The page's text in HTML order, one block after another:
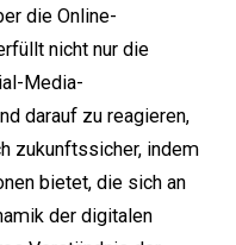
die Online-
nicht nur die
Media-
darauf zu reagieren,
zukunftssicher, indem
bietet, die sich an
der digitalen